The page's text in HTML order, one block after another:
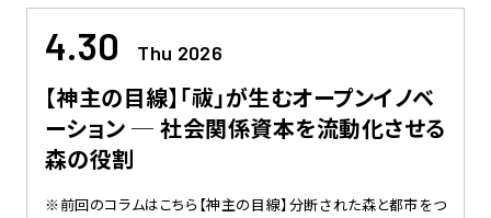
4.30 Thu 2026
【神主の目線】「祓」が生むオープンイノベ
ーション ─ 社会関係資本を流動化させる
森の役割
※前回のコラムはこちら【神主の目線】分断された森と都市をつ